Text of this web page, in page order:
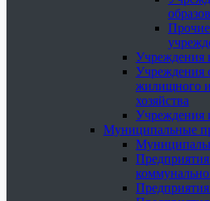
Прочие
Учреждения
Учреждения
жилищного
хозяйства
Учреждения
Муниципальные
Предприятия